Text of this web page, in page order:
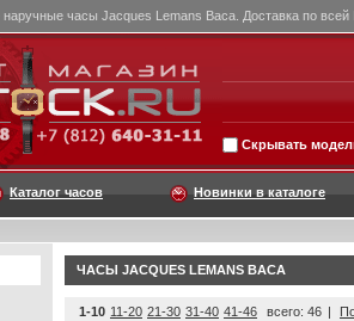
наручные часы Jacques Lemans Baca. Доставка по всей
Скрывать
Каталог часов Новинки в каталоге
ЧАСЫ JACQUES LEMANS BACA
1-10 11-20 21-30 31-40 41-46 всего: 46 |